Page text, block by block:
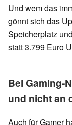
Und wem das
gönnt sich das
Speicherplatz
statt 3.799 Euro
Bei Gaming-
und nicht an
Auch für Gamer